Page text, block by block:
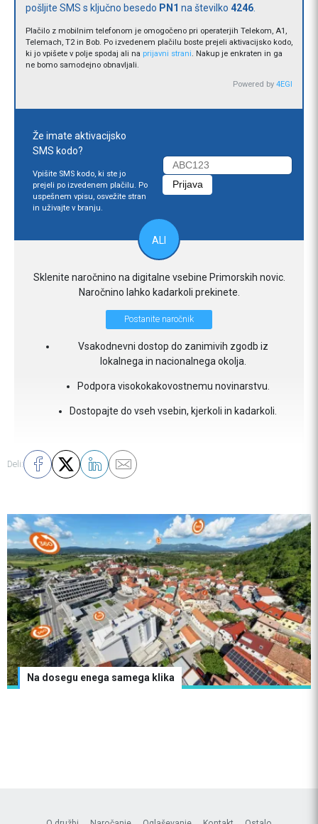
pošljite SMS s ključno besedo PN1 na številko 4246
Plačilo z mobilnim telefonom je omogočeno pri operaterjih Telekom, A1,
Telemach, T2 in Bob. Po izvedenem plačilu boste prejeli aktivacijsko kodo,
ki jo vpišete v polje spodaj ali na prijavni strani. Nakup je enkraten in ga
ne bomo samodejno obnavljali.
Powered by 4EGI
Že imate aktivacijsko
SMS kodo?
Vpišite SMS kodo, ki ste jo
prejeli po izvedenem plačilu. Po
uspešnem vpisu, osvežite stran
in uživajte v branju.
ALI
Sklenite naročnino na digitalne vsebine Primorskih novic.
Naročnino lahko kadarkoli prekinete.
Postanite naročnik
Vsakodnevni dostop do zanimivih zgodb iz
lokalnega in nacionalnega okolja.
Podpora visokokakovostnemu novinarstvu.
Dostopajte do vseh vsebin, kjerkoli in kadarkoli.
Deli:
Na dosegu enega samega klika